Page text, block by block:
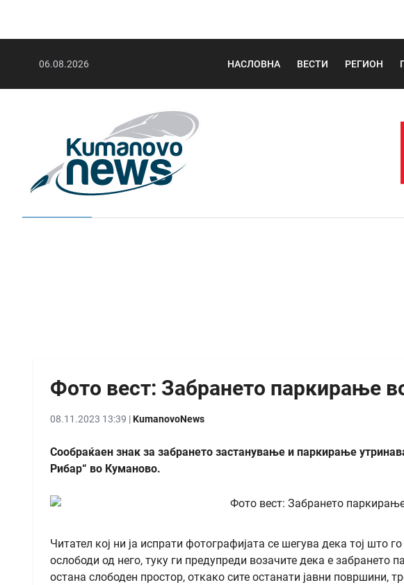
06.08.2026 НАСЛОВНА ВЕСТИ РЕГИОН
Фото вест: Забрането паркирање
08.11.2023 13:39 |KumanovoNews
Сообраќаен знак за забрането застанување и паркирање
Рибар“ во Куманово.
Читател кој ни ја испрати фотографијата се шегува дека тој што
ослободи од него, туку ги предупреди возачите дека е забрането
остана слободен простор, откако сите останати јавни површини,